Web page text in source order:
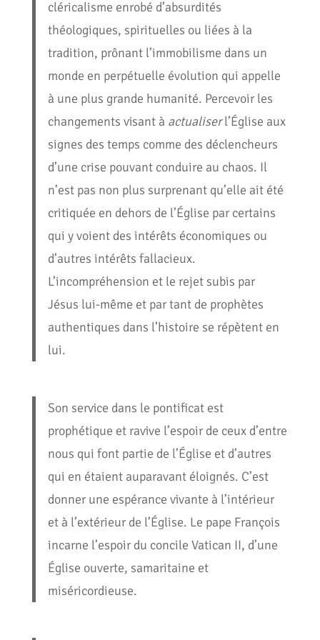
cléricalisme enrobé d’absurdités
théologiques, spirituelles ou liées à la
tradition, prônant l’immobilisme dans un
monde en perpétuelle évolution qui appelle
à une plus grande humanité. Percevoir les
changements visant à actualiserl’Église aux
signes des temps comme des déclencheurs
d’une crise pouvant conduire au chaos. Il
n’est pas non plus surprenant qu’elle ait été
critiquée en dehors de l’Église par certains
qui y voient des intérêts économiques ou
d’autres intérêts fallacieux.
L’incompréhension et le rejet subis par
Jésus lui-même et par tant de prophètes
authentiques dans l’histoire se répètent en
lui.
Son service dans le pontificat est
prophétique et ravive l’espoir de ceux d’entre
nous qui font partie de l’Église et d’autres
qui en étaient auparavant éloignés. C’est
donner une espérance vivante à l’intérieur
et à l’extérieur de l’Église. Le pape François
incarne l’espoir du concile Vatican II, d’une
Église ouverte, samaritaine et
miséricordieuse.